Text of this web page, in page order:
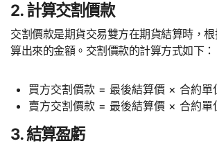
2. 計算交割價款
交割價款是期貨交易雙方在期貨結算時，
算出來的金額。交割價款的計算方式如下：
買方交割價款 = 最後結算價 × 合約單
賣方交割價款 = 最後結算價 × 合約單
3. 結算盈虧